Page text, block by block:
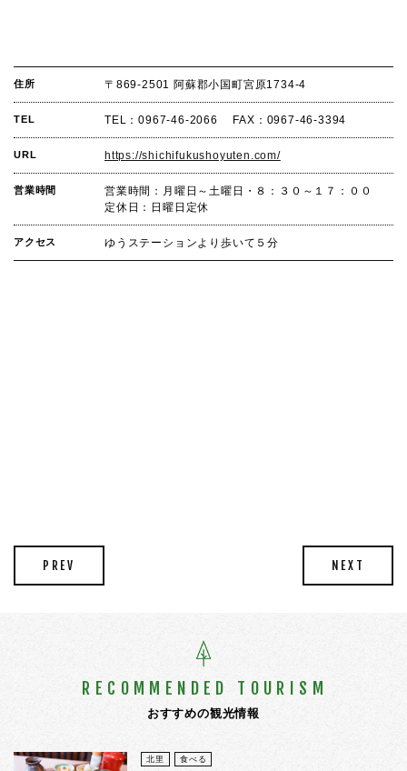
住所 〒869-2501 阿蘇郡小国町宮原1734-4
TEL TEL：0967-46-2066 FAX：0967-46-3394
URL https://shichifukushoyuten.com/
営業時間
営業時間：月曜日～土曜日・８：３０～１７：００
定休日：日曜日定休
アクセス ゆうステーションより歩いて５分
PREV NEXT
RECOMMENDED TOURISM
おすすめの観光情報
北里 食べる